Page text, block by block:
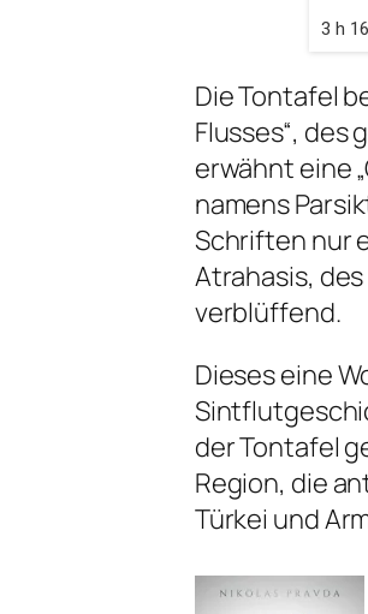
3 h
Die Tontafel
Flusses“, des
erwähnt eine
namens
Schriften nur
Atrahasis,
verblüffend.
Dieses eine
der Tontafel
Region, die
Türkei und